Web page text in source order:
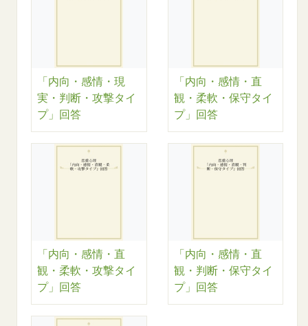
「内向・感情・現
実・判断・攻撃タイ
プ」回答
「内向・感情・直
観・柔軟・保守タイ
プ」回答
「内向・感情・直
観・柔軟・攻撃タイ
プ」回答
「内向・感情・直
観・判断・保守タイ
プ」回答